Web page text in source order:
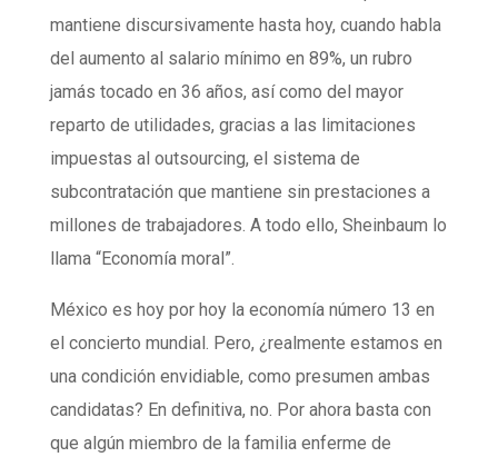
mantiene discursivamente hasta hoy, cuando habla
del aumento al salario mínimo en 89%, un rubro
jamás tocado en 36 años, así como del mayor
reparto de utilidades, gracias a las limitaciones
impuestas al outsourcing, el sistema de
subcontratación que mantiene sin prestaciones a
millones de trabajadores. A todo ello, Sheinbaum lo
llama “Economía moral”.
México es hoy por hoy la economía número 13 en
el concierto mundial. Pero, ¿realmente estamos en
una condición envidiable, como presumen ambas
candidatas? En definitiva, no. Por ahora basta con
que algún miembro de la familia enferme de